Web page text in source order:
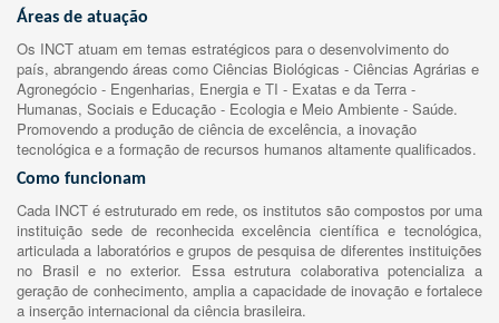
Áreas de atuação
Os INCT atuam em temas estratégicos para o desenvolvimento do
país, abrangendo áreas como Ciências Biológicas - Ciências Agrárias e
Agronegócio - Engenharias, Energia e TI - Exatas e da Terra -
Humanas, Sociais e Educação - Ecologia e Meio Ambiente - Saúde.
Promovendo a produção de ciência de excelência, a inovação
tecnológica e a formação de recursos humanos altamente qualificados.
Como funcionam
Cada INCT é estruturado em rede, os institutos são compostos por uma
instituição sede de reconhecida excelência científica e tecnológica,
articulada a laboratórios e grupos de pesquisa de diferentes instituições
no Brasil e no exterior. Essa estrutura colaborativa potencializa a
geração de conhecimento, amplia a capacidade de inovação e fortalece
a inserção internacional da ciência brasileira.